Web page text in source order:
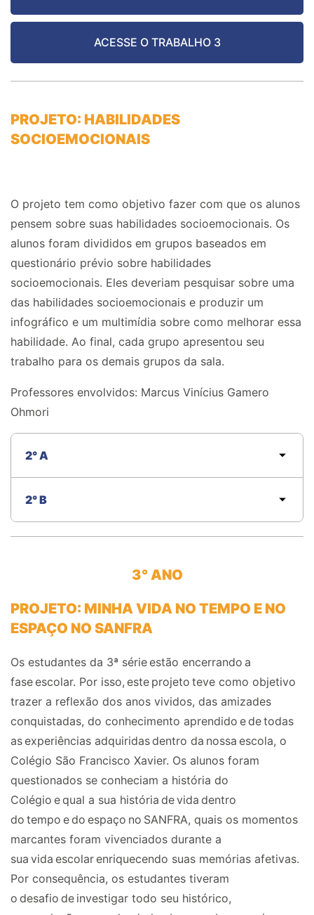
ACESSE O TRABALHO 3
PROJETO: HABILIDADES
SOCIOEMOCIONAIS
O projeto tem como objetivo fazer com que os alunos
pensem sobre suas habilidades socioemocionais. Os
alunos foram divididos em grupos baseados em
questionário prévio sobre habilidades
socioemocionais. Eles deveriam pesquisar sobre uma
das habilidades socioemocionais e produzir um
infográfico e um multimídia sobre como melhorar essa
habilidade. Ao final, cada grupo apresentou seu
trabalho para os demais grupos da sala.
Professores envolvidos: Marcus Vinícius Gamero
Ohmori
2° A
2° B
3° ANO
PROJETO: MINHA VIDA NO TEMPO E NO
ESPAÇO NO SANFRA
Os estudantes da 3ª série estão encerrando a
fase escolar. Por isso, este projeto teve como objetivo
trazer a reflexão dos anos vividos, das amizades
conquistadas, do conhecimento aprendido e de todas
as experiências adquiridas dentro da nossa escola, o
Colégio São Francisco Xavier. Os alunos foram
questionados se conheciam a história do
Colégio e qual a sua história de vida dentro
do tempo e do espaço no SANFRA, quais os momentos
marcantes foram vivenciados durante a
sua vida escolar enriquecendo suas memórias afetivas.
Por consequência, os estudantes tiveram
o desafio de investigar todo seu histórico,